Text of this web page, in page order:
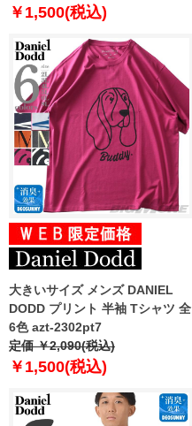
￥1,500(税込)
大きいサイズ メンズ DANIEL
DODD プリント 半袖 Tシャツ 全
6色 azt-2302pt7
定価 ￥2,090(税込)
￥1,500(税込)